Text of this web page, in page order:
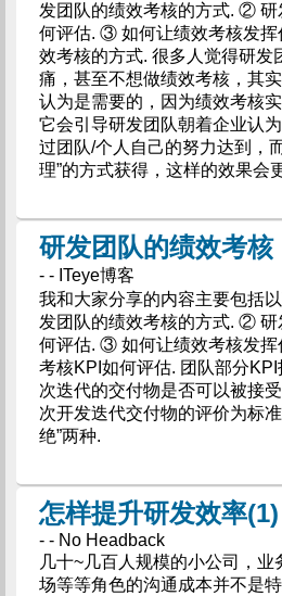
发团队的绩效考核的方式. ② 研
何评估. ③ 如何让绩效考核发
效考核的方式. 很多人觉得研发
痛，甚至不想做绩效考核，其
认为是需要的，因为绩效考核实
它会引导研发团队朝着企业认
过团队/个人自己的努力达到，
理”的方式获得，这样的效果会
研发团队的绩效考核
- - ITeye博客
我和大家分享的内容主要包括
发团队的绩效考核的方式. ② 研
何评估. ③ 如何让绩效考核发
考核KPI如何评估. 团队部分
次迭代的交付物是否可以被接
次开发迭代交付物的评价为标准
绝”两种.
怎样提升研发效率(1)
- - No Headback
几十~几百人规模的小公司，
场等等角色的沟通成本并不是